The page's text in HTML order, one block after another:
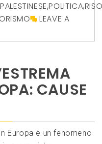
PALESTINESE,POLITICA,
LEAVE A
CAUSE
Europa è un fenomeno